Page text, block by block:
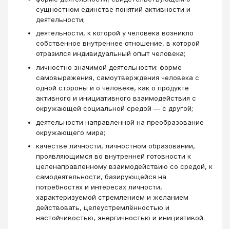
сущностном единстве понятий активности и
деятельности;
деятельности, к которой у человека возникло
собственное внутреннее отношение, в которой
отразился индивидуальный опыт человека;
личностно значимой деятельности: форме
самовыражения, самоутверждения человека с
одной стороны и о человеке, как о продукте
активного и инициативного взаимодействия с
окружающей социальной средой — с другой;
деятельности направленной на преобразование
окружающего мира;
качестве личности, личностном образовании,
проявляющимся во внутренней готовности к
целенаправленному взаимодействию со средой, к
самодеятельности, базирующейся на
потребностях и интересах личности,
характеризуемой стремлением и желанием
действовать, целеустремлённостью и
настойчивостью, энергичностью и инициативой.